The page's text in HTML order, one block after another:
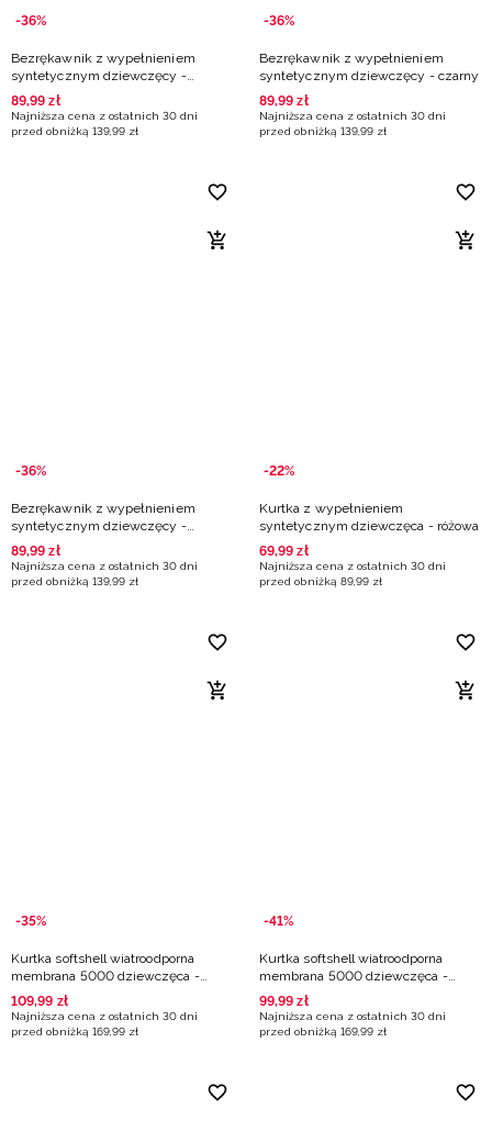
-36%
Bezrękawnik z wypełnieniem
syntetycznym dziewczęcy -
fioletowy
89,99 zł
Najniższa cena z ostatnich 30 dni
przed obniżką 139,99 zł
-36%
Bezrękawnik z wypełnieniem
syntetycznym dziewczęcy - czarny
89,99 zł
Najniższa cena z ostatnich 30 dni
przed obniżką 139,99 zł
-36%
Bezrękawnik z wypełnieniem
syntetycznym dziewczęcy -
beżowy
89,99 zł
Najniższa cena z ostatnich 30 dni
przed obniżką 139,99 zł
-22%
Kurtka z wypełnieniem
syntetycznym dziewczęca - różowa
69,99 zł
Najniższa cena z ostatnich 30 dni
przed obniżką 89,99 zł
-35%
Kurtka softshell wiatroodporna
membrana 5000 dziewczęca -
niebieska
109,99 zł
Najniższa cena z ostatnich 30 dni
przed obniżką 169,99 zł
-41%
Kurtka softshell wiatroodporna
membrana 5000 dziewczęca -
czarna
99,99 zł
Najniższa cena z ostatnich 30 dni
przed obniżką 169,99 zł